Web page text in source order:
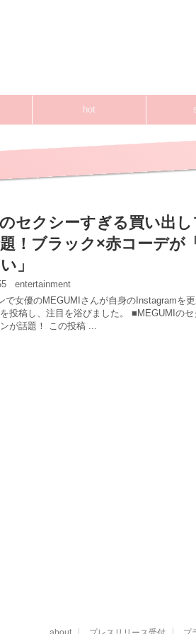
hot
セクシーすぎる買い出
！ブラック×赤コーデが
」
entertainment
で女優のMEGUMIさんが自身のInstagramを
投稿し、注目を浴びました。 ■MEGUMIの
が話題！ この投稿 ...